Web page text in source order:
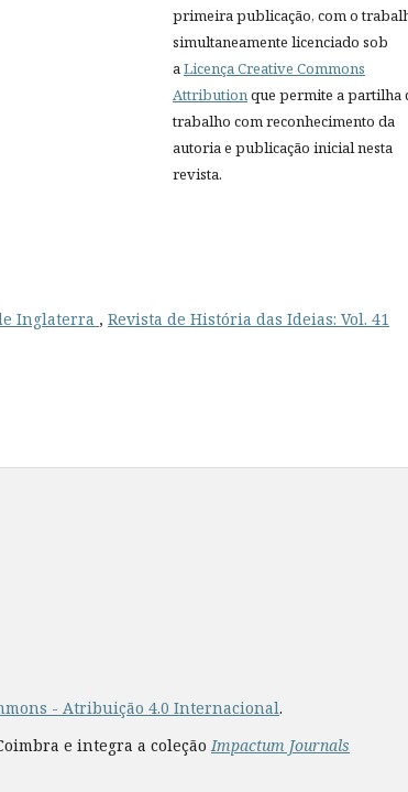
primeira publicação, com o
simultaneamente licenciado sob
aLicença Creative Commons
Attributionque permite a partilha
trabalho com reconhecimento da
autoria e publicação inicial nesta
revista.
Inglaterra , Revista de História das Ideias: Vol. 41
- Atribuição 4.0 Internacional.
e integra a coleção Impactum Journals